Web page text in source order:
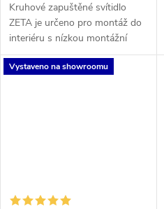
Kruhové zapuštěné svítidlo
ZETA je určeno pro montáž do
interiéru s nízkou montážní
výškou. K dispozici ve 4
velikostech a 2 barvách - bílé
Vystaveno na showroomu